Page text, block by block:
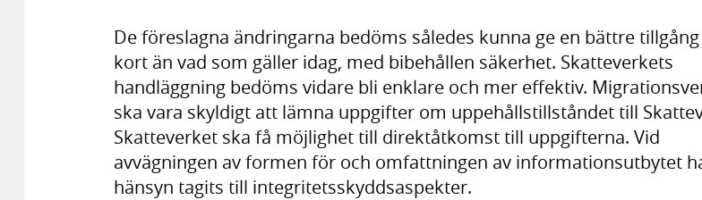
De föreslagna ändringarna bedöms således kunna ge en bättre
kort än vad som gäller idag, med bibehållen säkerhet. Skatteverkets
handläggning bedöms vidare bli enklare och mer effektiv.
ska vara skyldigt att lämna uppgifter om uppehållstillståndet till
Skatteverket ska få möjlighet till direktåtkomst till uppgifterna. Vid
avvägningen av formen för och omfattningen av informationsutbytet
hänsyn tagits till integritetsskyddsaspekter.